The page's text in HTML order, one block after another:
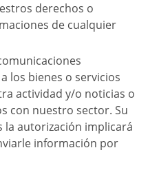
derechos o
de cualquier
los bienes o servicios
actividad y/o noticias o
con nuestro sector. Su
la autorización implicará
información por